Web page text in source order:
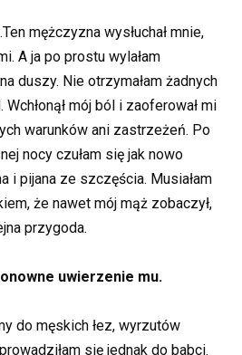
mężczyzna wysłuchał mnie,
A ja po prostu wylałam
duszy. Nie otrzymałam żadnych
mój ból i zaoferował mi
warunków ani zastrzeżeń. Po
nocy czułam się jak nowo
i pijana ze szczęścia. Musiałam
że nawet mój mąż zobaczył,
przygoda.
uwierzenie mu.
do męskich łez, wyrzutów
się jednak do babci.